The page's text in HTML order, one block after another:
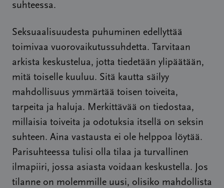
suhteessa.
Seksuaalisuudesta puhuminen edellyttää
toimivaa vuorovaikutussuhdetta. Tarvitaan
arkista keskustelua, jotta tiedetään ylipäätään,
mitä toiselle kuuluu. Sitä kautta säilyy
mahdollisuus ymmärtää toisen toiveita,
tarpeita ja haluja. Merkittävää on tiedostaa,
millaisia toiveita ja odotuksia itsellä on seksin
suhteen. Aina vastausta ei ole helppoa löytää.
Parisuhteessa tulisi olla tilaa ja turvallinen
ilmapiiri, jossa asiasta voidaan keskustella. Jos
tilanne on molemmille uusi, olisiko mahdollista